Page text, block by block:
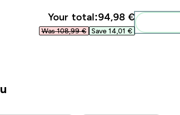
Your total:94,98 €‎
Was 108,99 €‎ Save 14,01 €‎